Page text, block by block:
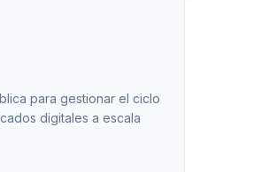
para gestionar el ciclo
digitales a escala